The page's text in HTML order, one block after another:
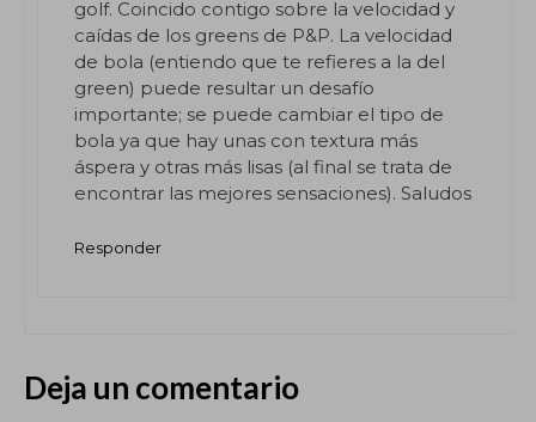
golf. Coincido contigo sobre la velocidad y
caídas de los greens de P&P. La velocidad
de bola (entiendo que te refieres a la del
green) puede resultar un desafío
importante; se puede cambiar el tipo de
bola ya que hay unas con textura más
áspera y otras más lisas (al final se trata de
encontrar las mejores sensaciones). Saludos
Responder
Deja un comentario